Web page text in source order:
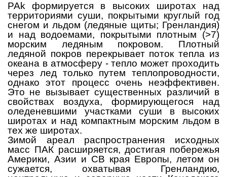
PAk формируется в высоких широтах над
территориями суши, покрытыми круглый год
снегом и льдом (ледяные щиты; Гренландия)
и над водоемами, покрытыми плотным (>7)
морским ледяным покровом. Плотный
ледяной покров перекрывает поток тепла из
океана в атмосферу - тепло может проходить
через лед только путем теплопроводности,
однако этот процесс очень неэффективен.
Это не вызывает существенных различий в
свойствах воздуха, формирующегося над
оледеневшими участками суши в высоких
широтах и над компактным морским льдом в
тех же широтах.
Зимой ареал распространения исходных
масс ПАК расширяется, достигая побережья
Америки, Азии и СВ края Европы, летом он
сужается, охватывая Гренландию,